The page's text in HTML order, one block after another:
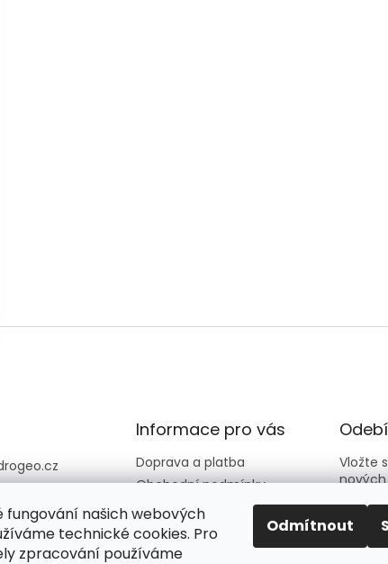
fungování našich webových
technické cookies. Pro
zpracování používáme
Odmítnout
058 258 (v
dny 08:00-1
Informace pro vás
Doprava a platba
Obchodní podmínky
Kontakty
Hodnocení obchodu
Vložte
E-mail